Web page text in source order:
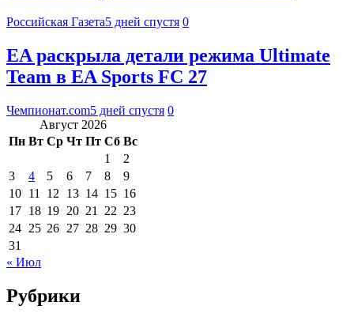
Российская Газета5 дней спустя 0
EA раскрыла детали режима Ultimate
Team в EA Sports FC 27
Чемпионат.com5 дней спустя 0
Август 2026
Пн Вт Ср Чт Пт Сб Вс
1
2
3
4 5 6 7 8
9
10 11 12 13 14 15 16
17 18 19 20 21 22 23
24 25 26 27 28 29 30
31
« Июл
Рубрики